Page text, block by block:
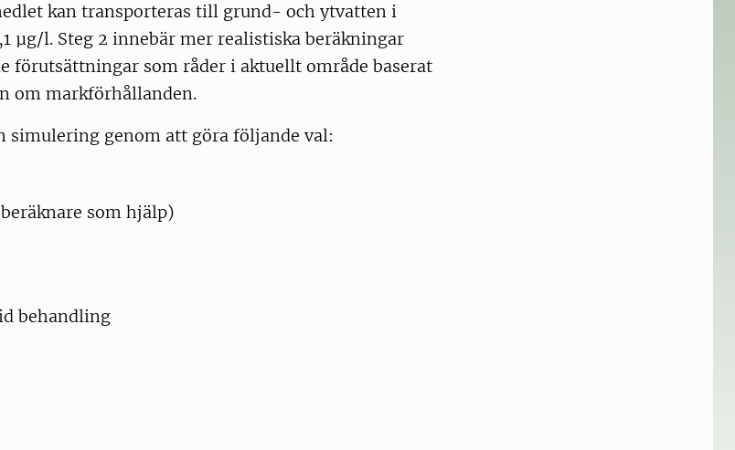
kan transporteras till grund- och ytvatten i
µg/l. Steg 2 innebär mer realistiska beräkningar
förutsättningar som råder i aktuellt område baserat
om markförhållanden.
simulering genom att göra följande val:
som hjälp)
behandling